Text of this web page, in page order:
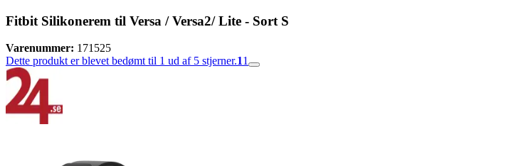
Fitbit Silikonerem til Versa / Versa2/ Lite - Sort S
Varenummer: 171525
Dette produkt er blevet bedømt til 1 ud af 5 stjerner.11